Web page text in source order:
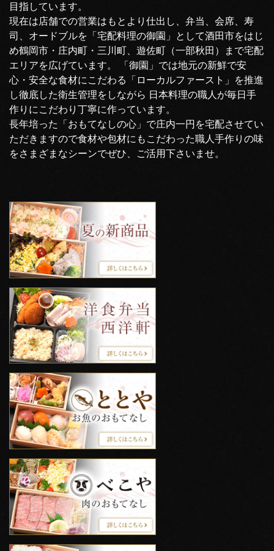
目指しています。
現在は店舗での営業はもとより仕出し、弁当、会席、寿
司、オードブルを「宅配料理の御園」として酒田市をはじ
め鶴岡市・庄内町・三川町、遊佐町（一部秋田）まで宅配
エリアを広げています。 「御園」では地元の新鮮で安
心・安全な食材にこだわる「ローカルファースト」を推進
し徹底した衛生管理をしながら 日本料理の職人が毎日手
作りにこだわり丁寧に作っています。
長年培った「おもてなしの心」で庄内一円を宅配させてい
ただきますので食材や包材にもこだわった職人手作りの味
をさまざまなシーンでぜひ、ご活用下さいませ。